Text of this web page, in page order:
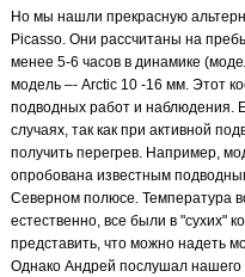
Но мы нашли прекрасную
Picasso. Они рассчитаны на
менее 5-6 часов в динамике
модель –- Arctic 10 -16 мм. Этот
подводных работ и наблюдения.
случаях, так как при активной
получить перегрев. Например,
опробована известным
Северном полюсе. Температура
естественно, все были в "сухих"
представить, что можно надеть
Однако Андрей послушал нашего